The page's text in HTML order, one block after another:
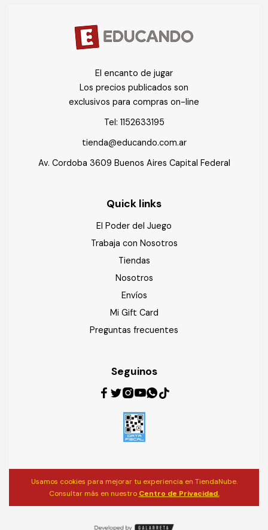
El encanto de jugar
Los precios publicados son
exclusivos para compras on-line
Tel: 1152633195
tienda@educando.com.ar
Av. Cordoba 3609 Buenos Aires Capital Federal
Quick links
El Poder del Juego
Trabaja con Nosotros
Tiendas
Nosotros
Envíos
Mi Gift Card
Preguntas frecuentes
Seguinos
Usamos cookies para mejorar tu experiencia en TiendaNube.
Consultar más en nuestro Centro de Privacidad.